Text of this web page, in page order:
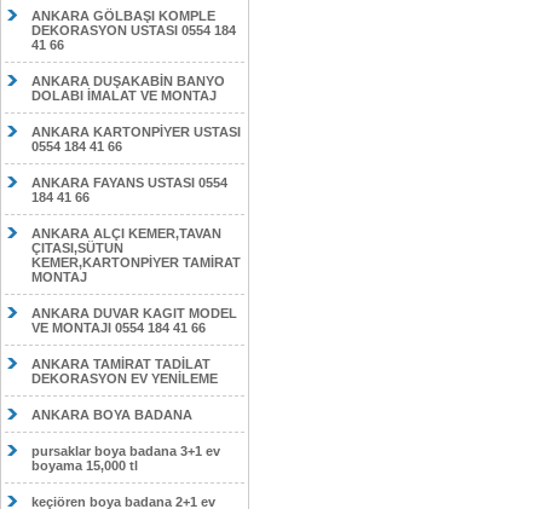
ANKARA GÖLBAŞI KOMPLE
DEKORASYON USTASI 0554 184
41 66
ANKARA DUŞAKABİN BANYO
DOLABI İMALAT VE MONTAJ
ANKARA KARTONPİYER USTASI
0554 184 41 66
ANKARA FAYANS USTASI 0554
184 41 66
ANKARA ALÇI KEMER,TAVAN
ÇITASI,SÜTUN
KEMER,KARTONPİYER TAMİRAT
MONTAJ
ANKARA DUVAR KAGIT MODEL
VE MONTAJI 0554 184 41 66
ANKARA TAMİRAT TADİLAT
DEKORASYON EV YENİLEME
ANKARA BOYA BADANA
pursaklar boya badana 3+1 ev
boyama 15,000 tl
keçiören boya badana 2+1 ev